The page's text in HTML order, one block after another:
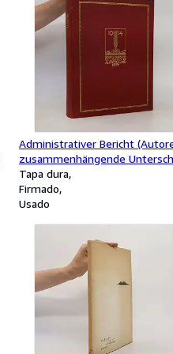
Administrativer Bericht
zusammenhängende
Tapa dura
Firmado
Usado